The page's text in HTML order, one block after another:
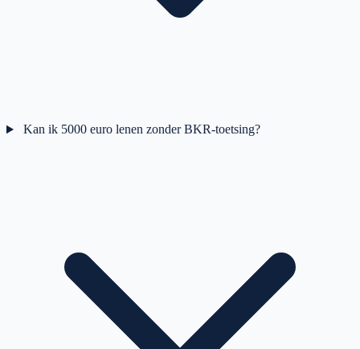
Kan ik 5000 euro lenen zonder BKR-toetsing?